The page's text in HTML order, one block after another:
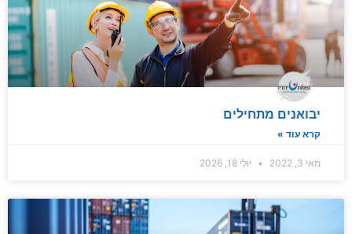
יבואנים מתחילים
קרא עוד »
מאי 3, 2022 יולי 18, 2026